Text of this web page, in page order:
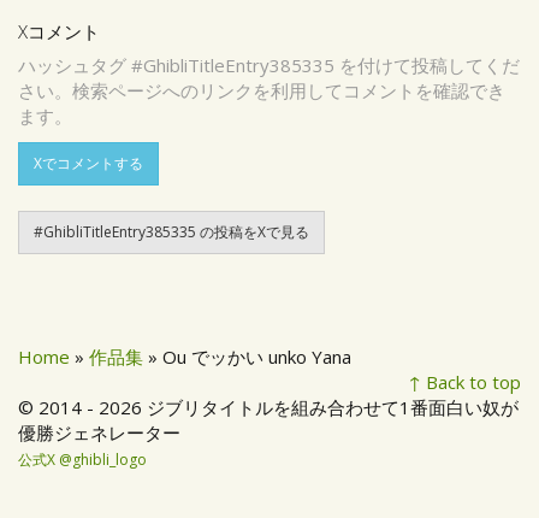
Xコメント
ハッシュタグ #GhibliTitleEntry385335 を付けて投稿してくだ
さい。検索ページへのリンクを利用してコメントを確認でき
ます。
Xでコメントする
#GhibliTitleEntry385335 の投稿をXで見る
Home » 作品集 » Ou でッかい unko Yana
↑ Back to top
© 2014 - 2026 ジブリタイトルを組み合わせて1番面白い奴が
優勝ジェネレーター
公式X @ghibli_logo